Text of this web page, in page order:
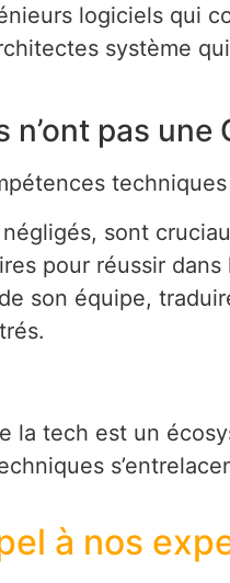
logiciels qui
système
pas
sont
pour réussir
son équipe,
la tech est un
à nos